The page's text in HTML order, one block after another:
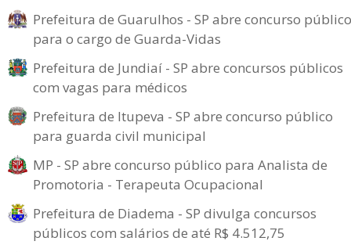
Prefeitura de Guarulhos - SP abre concurso público
para o cargo de Guarda-Vidas
Prefeitura de Jundiaí - SP abre concursos públicos
com vagas para médicos
Prefeitura de Itupeva - SP abre concurso público
para guarda civil municipal
MP - SP abre concurso público para Analista de
Promotoria - Terapeuta Ocupacional
Prefeitura de Diadema - SP divulga concursos
públicos com salários de até R$ 4.512,75